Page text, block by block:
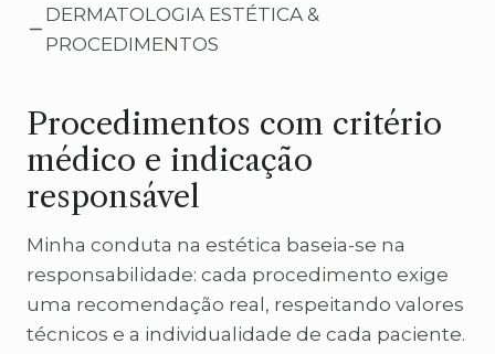
DERMATOLOGIA ESTÉTICA &
PROCEDIMENTOS
Procedimentos com critério
médico e indicação
responsável
Minha conduta na estética baseia-se na
responsabilidade: cada procedimento exige
uma recomendação real, respeitando valores
técnicos e a individualidade de cada paciente.